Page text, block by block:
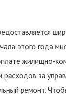
этого года
жилищно-
расходов за
ремонт.